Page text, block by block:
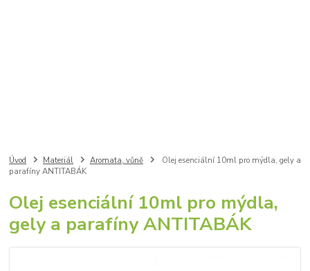
Úvod Materiál Aromata, vůně
Olej esenciální 10ml pro mýdla, gely a
parafíny ANTITABÁK
Olej esenciální 10ml pro mýdla,
gely a parafíny ANTITABÁK